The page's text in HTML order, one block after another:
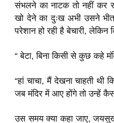
संभलने का नाटक तो नहीं कर
खो देने का दुःख अभी उसने
परेशान हो रही है बेचारी,
“ बेटा, बिना किसी से कुछ कहे
“हां चाचा, मैं देखना चाहती थी
जब मंदिर में आए होंगे तो उन्हें
उस समय क्या कहा जाए,